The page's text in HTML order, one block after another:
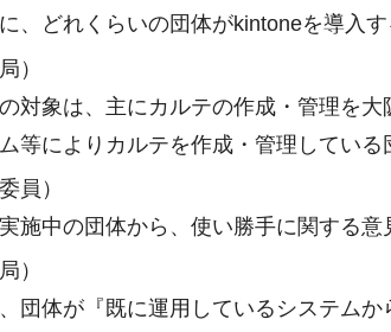
、どれくらいの団体がkintoneを導入す
）
対象は、主にカルテの作成・管理を
等によりカルテを作成・管理してい
員）
施中の団体から、使い勝手に関する意
）
団体が『既に運用しているシステム